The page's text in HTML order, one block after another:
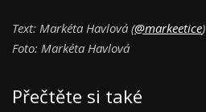
Text: Markéta Havlová (@markeetice)
Foto: Markéta Havlová
Přečtěte si také